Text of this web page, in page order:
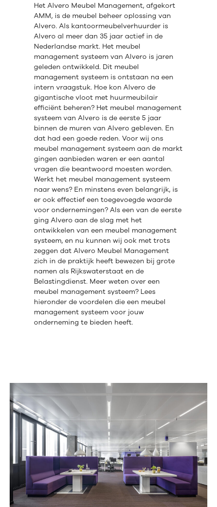
Het Alvero Meubel Management, afgekort
AMM, is de meubel beheer oplossing van
Alvero. Als kantoormeubelverhuurder is
Alvero al meer dan 35 jaar actief in de
Nederlandse markt. Het meubel
management systeem van Alvero is jaren
geleden ontwikkeld. Dit meubel
management systeem is ontstaan na een
intern vraagstuk. Hoe kon Alvero de
gigantische vloot met huurmeubilair
efficiënt beheren? Het meubel management
systeem van Alvero is de eerste 5 jaar
binnen de muren van Alvero gebleven. En
dat had een goede reden. Voor wij ons
meubel management systeem aan de markt
gingen aanbieden waren er een aantal
vragen die beantwoord moesten worden.
Werkt het meubel management systeem
naar wens? En minstens even belangrijk, is
er ook effectief een toegevoegde waarde
voor ondernemingen? Als een van de eerste
ging Alvero aan de slag met het
ontwikkelen van een meubel management
systeem, en nu kunnen wij ook met trots
zeggen dat Alvero Meubel Management
zich in de praktijk heeft bewezen bij grote
namen als Rijkswaterstaat en de
Belastingdienst. Meer weten over een
meubel management systeem? Lees
hieronder de voordelen die een meubel
management systeem voor jouw
onderneming te bieden heeft.